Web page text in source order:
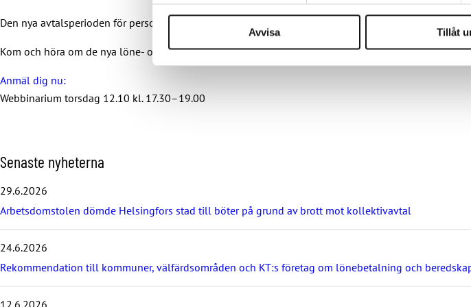
Avvisa Tillåt
Den nya avtalsperioden för personliga assistenter trädde i kraft 1.10.2023.
Kom och höra om de nya löne- och anställningsvillkoren och prata om temat med JHL:s
Anmäl dig nu:
Webbinarium torsdag 12.10 kl. 17.30–19.00
H
o
p
p
a
ö
e
r
Senaste nyheterna
29.6.2026
Arbetsdomstolen dömde Helsingfors stad till böter på grund av brott mot kollektivavtal
24.6.2026
Rekommendation till kommuner, välfärdsområden och KT:s företag om lönebetalning och